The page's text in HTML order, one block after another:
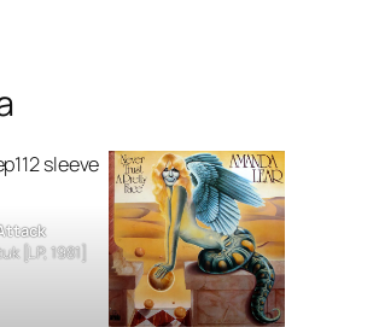
[LP, 1981]